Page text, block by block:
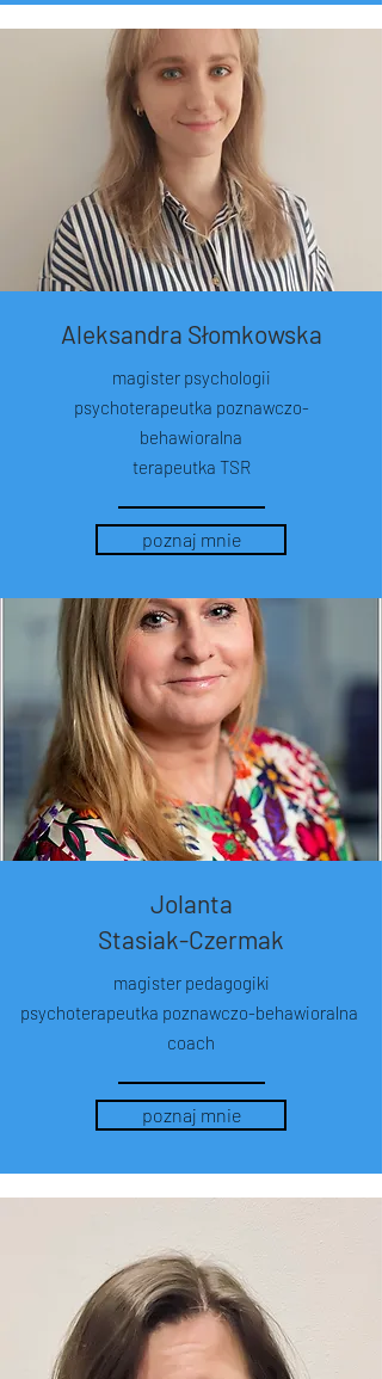
Aleksandra Słomkowska
magister psychologii
psychoterapeutka poznawczo-
behawioralna
terapeutka TSR
poznaj mnie
Jolanta
Stasiak-Czermak
magister pedagogiki
psychoterapeutka poznawczo-behawioralna
coach
poznaj mnie